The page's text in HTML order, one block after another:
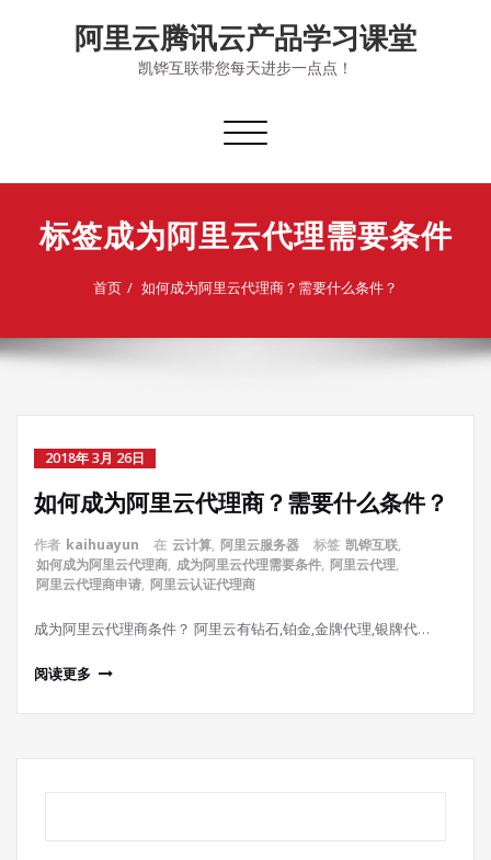
阿里云腾讯云产品学习课堂
凯铧互联带您每天进步一点点！
切
导
标签成为阿里云代理需要条件
首页 如何成为阿里云代理商？需要什么条件？
2018年 3月 26日
如何成为阿里云代理商？需要什么条件？
作者 kaihuayun 在 云计算, 阿里云服务器 标签 凯铧互联,
如何成为阿里云代理商, 成为阿里云代理需要条件, 阿里云代理,
阿里云代理商申请, 阿里云认证代理商
成为阿里云代理商条件？ 阿里云有钻石,铂金,金牌代理,银牌代…
阅读更多